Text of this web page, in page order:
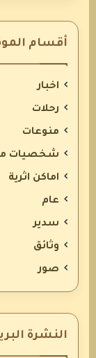
أقسام
اخبار
رحلات
منوعات
شخصيات
اماكن اثرية
عام
سدير
وثائق
صور
النشرة